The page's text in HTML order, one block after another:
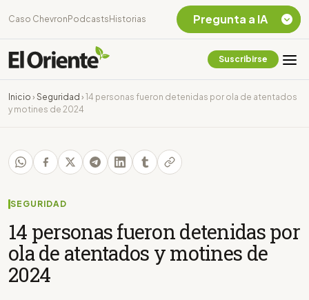
Caso Chevron Podcasts Historias
Suscribirse
Inicio › Seguridad › 14 personas fueron detenidas por ola de atentados
y motines de 2024
SEGURIDAD
14 personas fueron detenidas por
ola de atentados y motines de
2024
Pregunta a IA
Chevron Ecuador